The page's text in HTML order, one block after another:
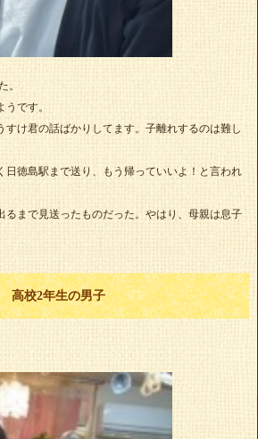
。
です。
すけ君の話ばかりしてます。子離れするのは難し
日徳島駅まで送り、もう帰っていいよ！と言われ
るまで見送ったものだった。やはり、母親は息子
高校2年生の男子